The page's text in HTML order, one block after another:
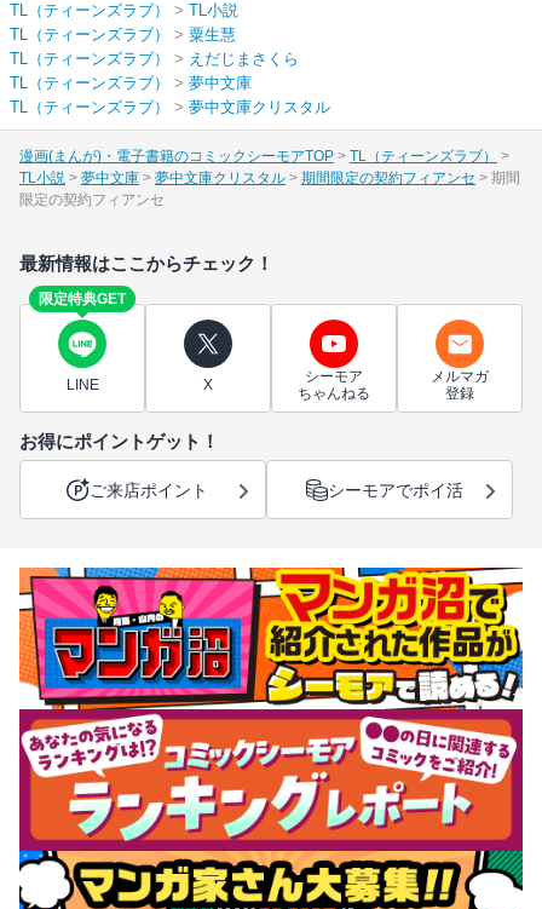
TL（ティーンズラブ） > TL小説
TL（ティーンズラブ）
> 粟生慧
TL（ティーンズラブ）
> えだじまさくら
TL（ティーンズラブ）
> 夢中文庫
TL（ティーンズラブ）
> 夢中文庫クリスタル
漫画(まんが)・電子書籍のコミックシーモアTOP
TL（ティーンズラブ）
TL小説
夢中文庫 夢中文庫クリスタル 期間限定の契約フィアンセ
期間
限定の契約フィアンセ
最新情報はここからチェック！
限定特典GET
LINE X
シーモア
ちゃんねる
メルマガ
登録
お得にポイントゲット！
ご来店ポイント シーモアでポイ活